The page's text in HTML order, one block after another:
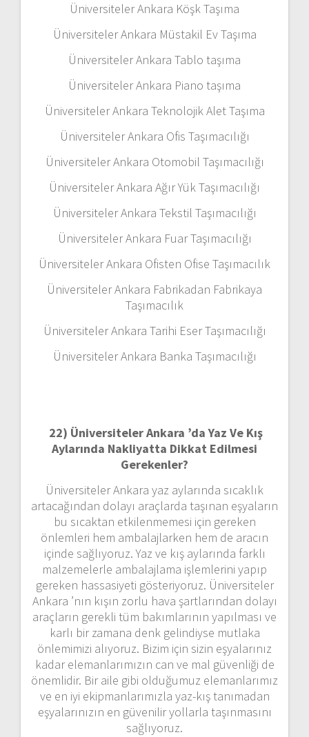
Üniversiteler Ankara Köşk Taşıma
Üniversiteler Ankara Müstakil Ev Taşıma
Üniversiteler Ankara Tablo taşıma
Üniversiteler Ankara Piano taşıma
Üniversiteler Ankara Teknolojik Alet Taşıma
Üniversiteler Ankara Ofis Taşımacılığı
Üniversiteler Ankara Otomobil Taşımacılığı
Üniversiteler Ankara Ağır Yük Taşımacılığı
Üniversiteler Ankara Tekstil Taşımacılığı
Üniversiteler Ankara Fuar Taşımacılığı
Üniversiteler Ankara Ofisten Ofise Taşımacılık
Üniversiteler Ankara Fabrikadan Fabrikaya
Taşımacılık
Üniversiteler Ankara Tarihi Eser Taşımacılığı
Üniversiteler Ankara Banka Taşımacılığı
22) Üniversiteler Ankara ’da Yaz Ve Kış
Aylarında Nakliyatta Dikkat Edilmesi
Gerekenler?
Üniversiteler Ankara yaz aylarında sıcaklık
artacağından dolayı araçlarda taşınan eşyaların
bu sıcaktan etkilenmemesi için gereken
önlemleri hem ambalajlarken hem de aracın
içinde sağlıyoruz. Yaz ve kış aylarında farklı
malzemelerle ambalajlama işlemlerini yapıp
gereken hassasiyeti gösteriyoruz. Üniversiteler
Ankara ’nın kışın zorlu hava şartlarından dolayı
araçların gerekli tüm bakımlarının yapılması ve
karlı bir zamana denk gelindiyse mutlaka
önlemimizi alıyoruz. Bizim için sizin eşyalarınız
kadar elemanlarımızın can ve mal güvenliği de
önemlidir. Bir aile gibi olduğumuz elemanlarımız
ve en iyi ekipmanlarımızla yaz-kış tanımadan
eşyalarınızın en güvenilir yollarla taşınmasını
sağlıyoruz.